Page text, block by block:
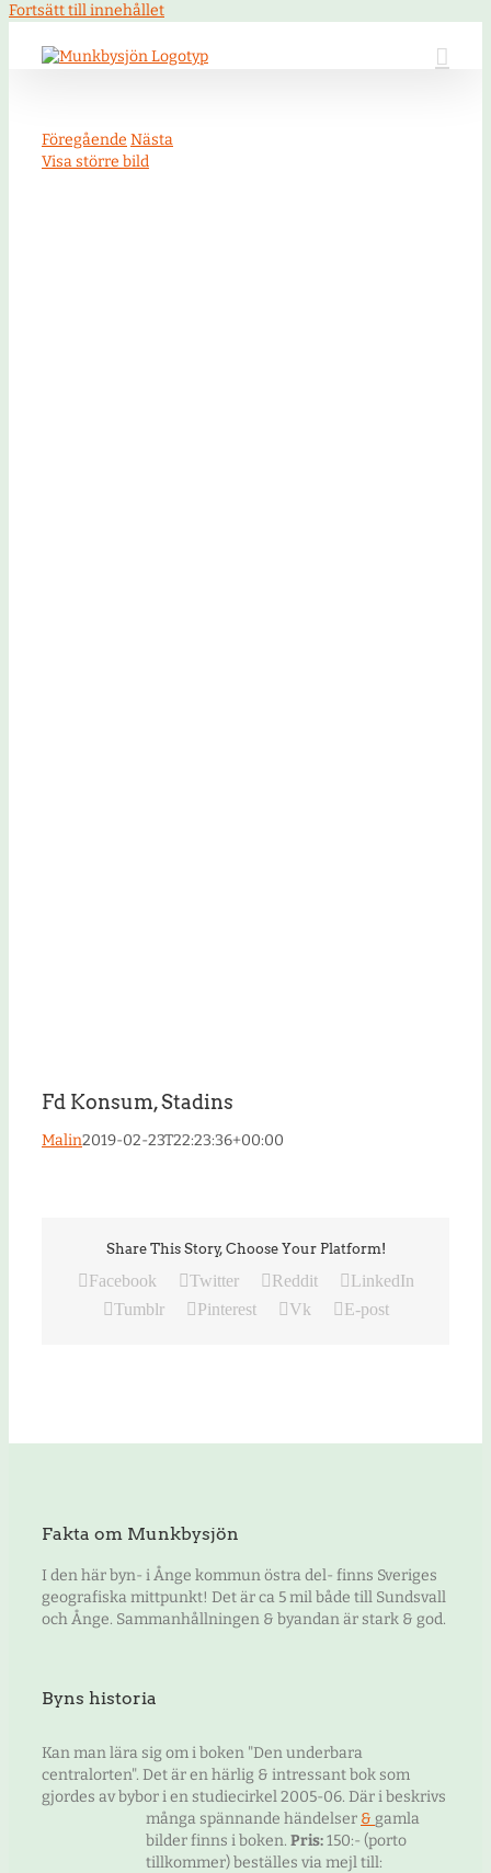
Fortsätt till innehållet
Föregående Nästa
Visa större bild
Fd Konsum, Stadins
Malin2019-02-23T22:23:36+00:00
Share This Story, Choose Your Platform!
Facebook Twitter Reddit
LinkedIn
Tumblr
Pinterest Vk E-post
Fakta om Munkbysjön
I den här byn- i Ånge kommun östra del- finns Sveriges
geografiska mittpunkt! Det är ca 5 mil både till Sundsvall
och Ånge. Sammanhållningen & byandan är stark & god.
Byns historia
Kan man lära sig om i boken "Den underbara
centralorten". Det är en härlig & intressant bok som
gjordes av bybor i en studiecirkel 2005-06. Där i beskrivs
många spännande händelser & gamla
bilder finns i boken. Pris:150:- (porto
tillkommer) beställes via mejl till: